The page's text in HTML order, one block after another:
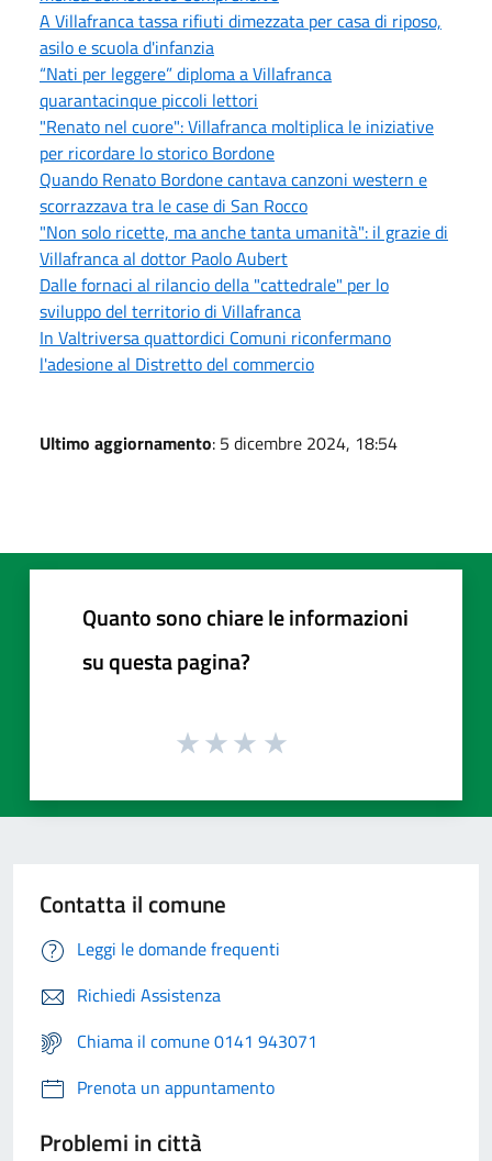
A Villafranca tassa rifiuti dimezzata per casa di riposo,
asilo e scuola d'infanzia
“Nati per leggere” diploma a Villafranca
quarantacinque piccoli lettori
"Renato nel cuore": Villafranca moltiplica le iniziative
per ricordare lo storico Bordone
Quando Renato Bordone cantava canzoni western e
scorrazzava tra le case di San Rocco
"Non solo ricette, ma anche tanta umanità": il grazie di
Villafranca al dottor Paolo Aubert
Dalle fornaci al rilancio della "cattedrale" per lo
sviluppo del territorio di Villafranca
In Valtriversa quattordici Comuni riconfermano
l'adesione al Distretto del commercio
Ultimo aggiornamento: 5 dicembre 2024, 18:54
Quanto sono chiare le informazioni
su questa pagina?
Contatta il comune
Leggi le domande frequenti
Richiedi Assistenza
Chiama il comune 0141 943071
Prenota un appuntamento
Problemi in città